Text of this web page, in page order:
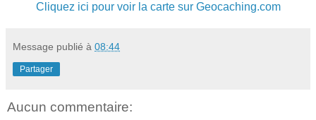
Cliquez ici pour voir la carte sur Geocaching.com
Message publié à 08:44
Partager
Aucun commentaire: